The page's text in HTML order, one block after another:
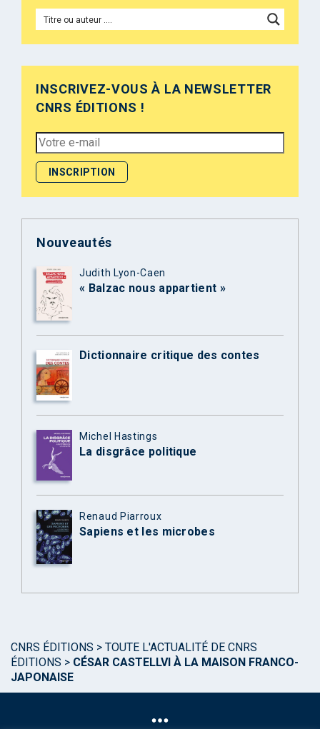
INSCRIVEZ-VOUS À LA NEWSLETTER
CNRS ÉDITIONS !
Nouveautés
Judith Lyon-Caen
« Balzac nous appartient »
Dictionnaire critique des contes
Michel Hastings
La disgrâce politique
Renaud Piarroux
Sapiens et les microbes
CNRS ÉDITIONS > TOUTE L'ACTUALITÉ DE CNRS
ÉDITIONS > CÉSAR CASTELLVI À LA MAISON FRANCO-
JAPONAISE